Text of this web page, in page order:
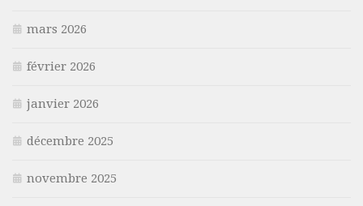
mars 2026
février 2026
janvier 2026
décembre 2025
novembre 2025